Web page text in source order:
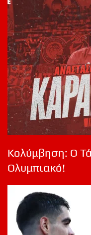
Κολύμβηση: Ο
Ολυμπιακό!